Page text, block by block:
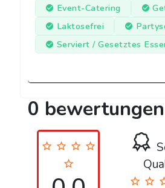
Event-Catering
Laktosefrei
Serviert / Gesetztes
0